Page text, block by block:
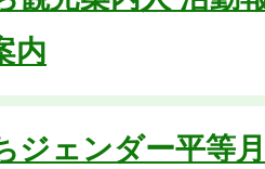
内
ジェンダー平等